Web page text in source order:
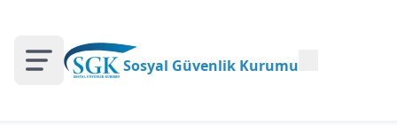
Sosyal Güvenlik Kurumu